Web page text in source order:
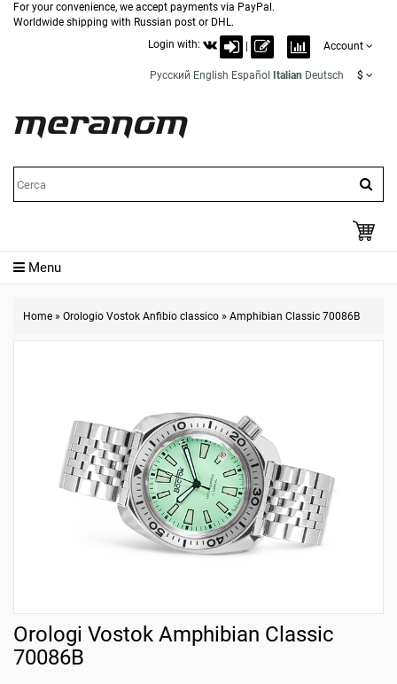
For your convenience, we accept payments via PayPal.
Worldwide shipping with Russian post or DHL.
Login with:
Account
Русский English Español Italian Deutsch $
Menu
Home » Orologio Vostok Anfibio classico » Amphibian Classic 70086B
Orologi Vostok Amphibian Classic
70086B